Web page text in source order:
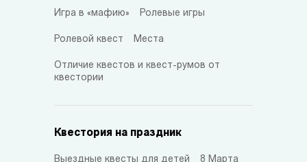
Игра в «мафию» Ролевые игры
Ролевой квест Места
Отличие квестов и квест-румов от
квестории
Квестория на праздник
Выездные квесты для детей 8 Марта